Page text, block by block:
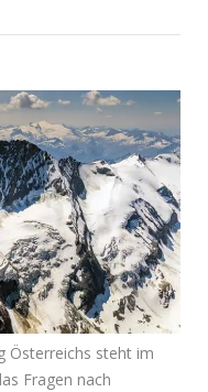
Österreichs steht im
Fragen nach